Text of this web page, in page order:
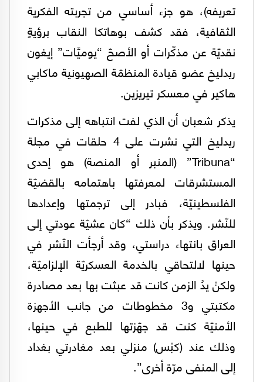
تعريفه)، هو جزء أساسي من تجربته الفكرية
الثقافية، فقد كشف بوهاتكا النقاب برؤيةٍ
نقديّة عن مذكّرات أو الأصحّ “يوميَّات” إيغون
ريدليخ عضو قيادة المنظمّة الصهيونية ماكابي
هاكير في معسكر تيريزين.
يذكر شعبان أن الذي لفت انتباهه إلى مذكرات
ريدليخ التي نشرت على 4 حلقات في مجلة
“Tribuna” (المنبر أو المنصة) هو إحدى
المستشرقات لمعرفتها باهتمامه بالقضيّة
الفلسطينيّة، فبادر إلى ترجمتها وإعدادها
للنّشر. ويذكر بأن ذلك “كان عشيّة عودتي إلى
العراق بانتهاء دراستي، وقد أرجأت النّشر في
حينها لالتحاقي بالخدمة العسكريّة الإلزاميّة،
ولكنْ يدُ الزمن كانت قد عبثت بها بعد مصادرة
مكتبتي و3 مخطوطات من جانب الأجهزة
الأمنيّة كنت قد جهّزتها للطبع في حينها،
وذلك عند (كبْس) منزلي بعد مغادرتي بغداد
إلى المنفى مرّة أخرى”.